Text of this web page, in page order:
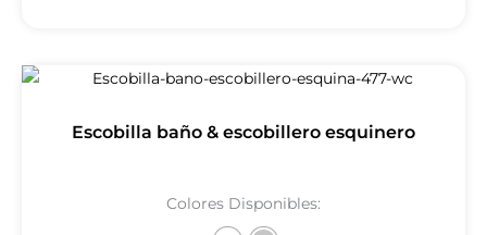
Escobilla baño & escobillero esquinero
Colores Disponibles: